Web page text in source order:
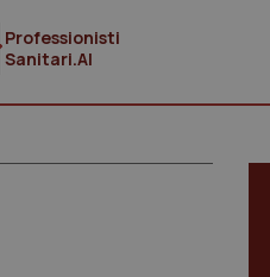
Professionisti
Sanitari.AI